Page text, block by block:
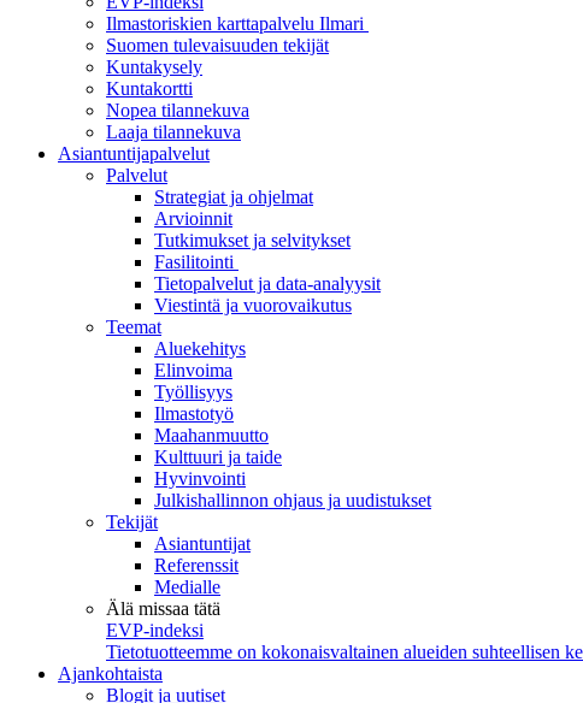
Ilmastoriskien karttapalvelu Ilmari
Suomen tulevaisuuden tekijät
Kuntakysely
Kuntakortti
Nopea tilannekuva
Laaja tilannekuva
Asiantuntijapalvelut
Palvelut
Strategiat ja ohjelmat
Arvioinnit
Tutkimukset ja selvitykset
Fasilitointi
Tietopalvelut ja data-analyysit
Viestintä ja vuorovaikutus
Teemat
Aluekehitys
Elinvoima
Työllisyys
Ilmastotyö
Maahanmuutto
Kulttuuri ja taide
Hyvinvointi
Julkishallinnon ohjaus ja uudistukset
Tekijät
Asiantuntijat
Referenssit
Medialle
Älä missaa tätä
EVP-indeksi
Tietotuotteemme on kokonaisvaltainen alueiden suhteellisen
Ajankohtaista
Blogit ja uutiset